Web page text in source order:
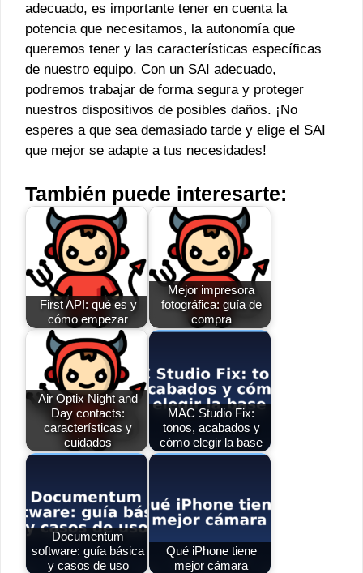
adecuado, es importante tener en cuenta la
potencia que necesitamos, la autonomía que
queremos tener y las características específicas
de nuestro equipo. Con un SAI adecuado,
podremos trabajar de forma segura y proteger
nuestros dispositivos de posibles daños. ¡No
esperes a que sea demasiado tarde y elige el SAI
que mejor se adapte a tus necesidades!
También puede interesarte:
First API: qué es y
cómo empezar
Mejor impresora
fotográfica: guía de
compra
Air Optix Night and
Day contacts:
características y
cuidados
MAC Studio Fix:
tonos, acabados y
cómo elegir la base
Documentum
software: guía básica
y casos de uso
Qué iPhone tiene
mejor cámara